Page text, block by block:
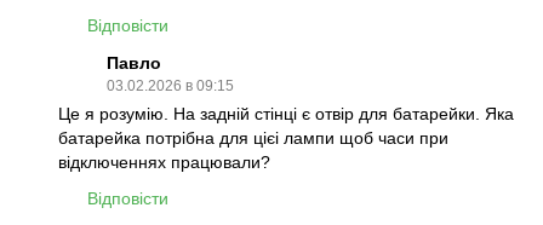
Відповісти
Павло
03.02.2026 в 09:15
Це я розумію. На задній стінці є отвір для батарейки. Яка
батарейка потрібна для цієі лампи щоб часи при
відключеннях працювали?
Відповісти